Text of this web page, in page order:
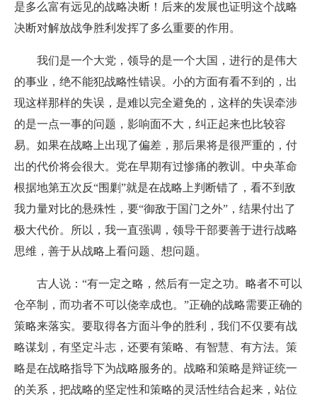
是多么富有远见的战略决断！后来的发展也证明这个战略
决断对解放战争胜利发挥了多么重要的作用。
我们是一个大党，领导的是一个大国，进行的是伟大
的事业，绝不能犯战略性错误。小的方面有看不到的，出
现这样那样的失误，是难以完全避免的，这样的失误牵涉
的是一点一事的问题，影响面不大，纠正起来也比较容
易。如果在战略上出现了偏差，那后果将是很严重的，付
出的代价将会很大。党在早期有过惨痛的教训。中央革命
根据地第五次反“围剿”就是在战略上判断错了，看不到敌
我力量对比的悬殊性，要“御敌于国门之外”，结果付出了
极大代价。所以，我一直强调，领导干部要善于进行战略
思维，善于从战略上看问题、想问题。
古人说：“有一定之略，然后有一定之功。略者不可以
仓卒制，而功者不可以侥幸成也。”正确的战略需要正确的
策略来落实。要取得各方面斗争的胜利，我们不仅要有战
略谋划，有坚定斗志，还要有策略、有智慧、有方法。策
略是在战略指导下为战略服务的。战略和策略是辩证统一
的关系，把战略的坚定性和策略的灵活性结合起来，站位